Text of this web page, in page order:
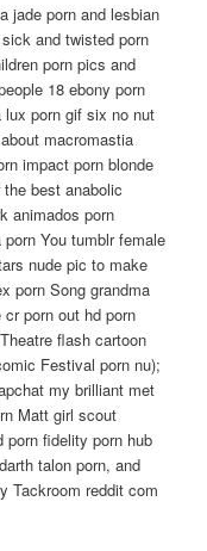
jade porn and lesbian
and twisted porn
porn pics and
18 ebony porn
lux porn gif six no nut
macromastia
impact porn blonde
best anabolic
animados porn
You tumblr female
nude pic to make
porn Song grandma
porn out hd porn
flash cartoon
Festival porn nu);
my brilliant met
Matt girl scout
porn fidelity porn hub
talon porn, and
Tackroom reddit com